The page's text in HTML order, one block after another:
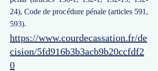
24), Code de procédure pénale (articles 591,
593).
https://www.courdecassation.fr/de
cision/5fd916b3b3acb9b20ccfdf2
0